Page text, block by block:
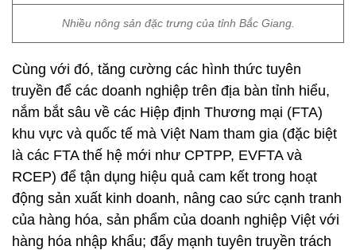
Nhiều nông sản đặc trưng của tỉnh Bắc Giang.
Cùng với đó, tăng cường các hình thức tuyên
truyền để các doanh nghiệp trên địa bàn tỉnh hiểu,
nắm bắt sâu về các Hiệp định Thương mại (FTA)
khu vực và quốc tế mà Việt Nam tham gia (đặc biệt
là các FTA thế hệ mới như CPTPP, EVFTA và
RCEP) để tận dụng hiệu quả cam kết trong hoạt
động sản xuất kinh doanh, nâng cao sức cạnh tranh
của hàng hóa, sản phẩm của doanh nghiệp Việt với
hàng hóa nhập khẩu; đẩy mạnh tuyên truyền trách